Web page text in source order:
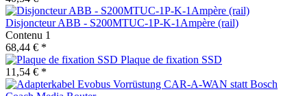
Disjoncteur ABB - S200MTUC-1P-K-1Ampère (rail)
Contenu 1
68,44 € *
Plaque de fixation SSD
11,54 € *